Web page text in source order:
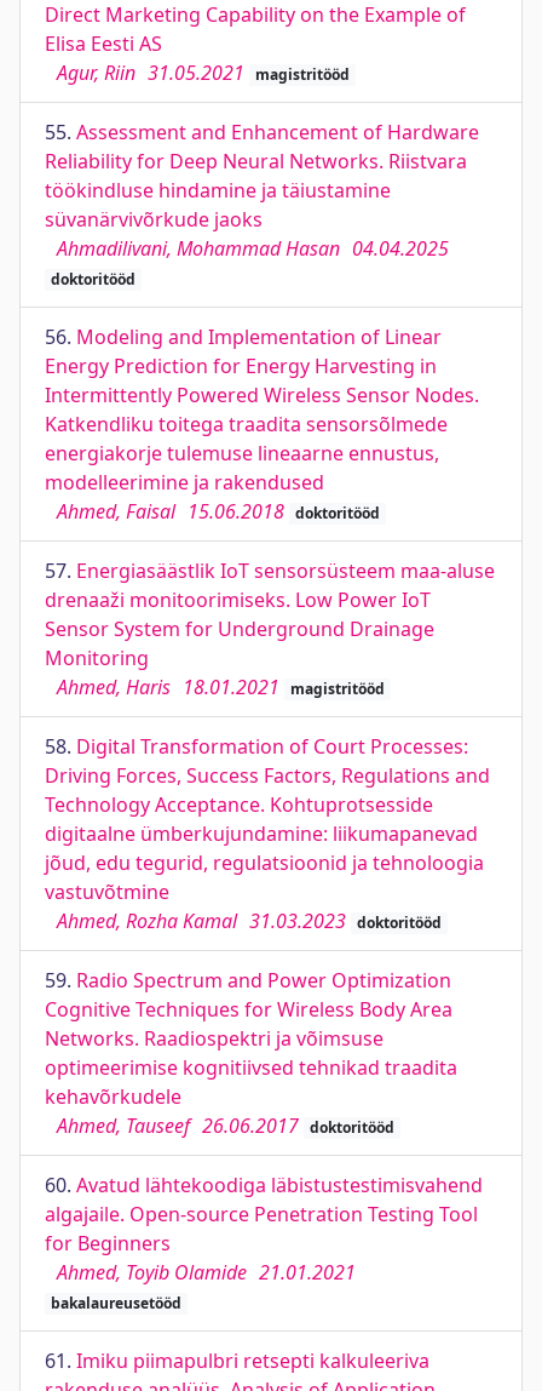
Direct Marketing Capability on the Example of
Elisa Eesti AS
Agur, Riin 31.05.2021 magistritööd
55. Assessment and Enhancement of Hardware
Reliability for Deep Neural Networks. Riistvara
töökindluse hindamine ja täiustamine
süvanärvivõrkude jaoks
Ahmadilivani, Mohammad Hasan 04.04.2025
doktoritööd
56. Modeling and Implementation of Linear
Energy Prediction for Energy Harvesting in
Intermittently Powered Wireless Sensor Nodes.
Katkendliku toitega traadita sensorsõlmede
energiakorje tulemuse lineaarne ennustus,
modelleerimine ja rakendused
Ahmed, Faisal 15.06.2018 doktoritööd
57. Energiasäästlik IoT sensorsüsteem maa-aluse
drenaaži monitoorimiseks. Low Power IoT
Sensor System for Underground Drainage
Monitoring
Ahmed, Haris 18.01.2021 magistritööd
58. Digital Transformation of Court Processes:
Driving Forces, Success Factors, Regulations and
Technology Acceptance. Kohtuprotsesside
digitaalne ümberkujundamine: liikumapanevad
jõud, edu tegurid, regulatsioonid ja tehnoloogia
vastuvõtmine
Ahmed, Rozha Kamal 31.03.2023 doktoritööd
59. Radio Spectrum and Power Optimization
Cognitive Techniques for Wireless Body Area
Networks. Raadiospektri ja võimsuse
optimeerimise kognitiivsed tehnikad traadita
kehavõrkudele
Ahmed, Tauseef 26.06.2017 doktoritööd
60. Avatud lähtekoodiga läbistustestimisvahend
algajaile. Open-source Penetration Testing Tool
for Beginners
Ahmed, Toyib Olamide 21.01.2021
bakalaureusetööd
61. Imiku piimapulbri retsepti kalkuleeriva